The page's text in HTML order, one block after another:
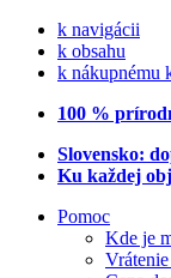
k navigácii
k obsahu
k nákupnému
100 %
Slovensko:
Ku každej
Pomoc
Kde je